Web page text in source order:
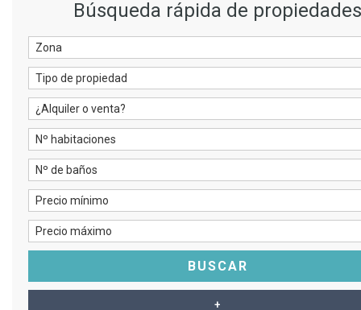
Búsqueda rápida de propiedades